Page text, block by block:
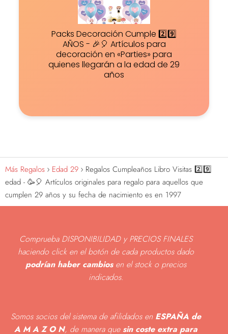
Packs Decoración Cumple 2️⃣9️⃣
AÑOS - 🎉🎈 Artículos para
decoración en «Parties» para
quienes llegarán a la edad de 29
años
Más Regalos Edad 29
Regalos Cumpleaños Libro Visitas 2️⃣9️⃣
edad - 🥳🎈 Artículos originales para regalo para aquellos que
cumplen 29 años y su fecha de nacimiento es en 1997
Comprueba DISPONIBILIDAD y PRECIOS FINALES
haciendo click en el botón de cada productos dado
podrían haber cambiosen el stock o precios
indicados.
Somos socios del sistema de afilidados en ESPAÑA de
A M A Z O N, de manera que sin coste extra para